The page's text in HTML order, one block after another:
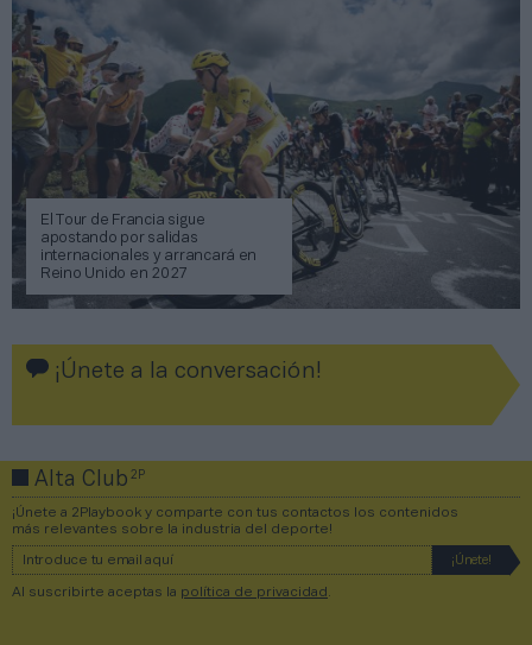
El Tour de Francia sigue
apostando por salidas
internacionales y arrancará en
Reino Unido en 2027
¡Únete a la conversación!
Alta Club2P
¡Únete a 2Playbook y comparte con tus contactos los contenidos
más relevantes sobre la industria del deporte!
Al suscribirte aceptas la política de privacidad .